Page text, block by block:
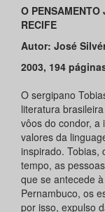
O PENSAMENTO
RECIFE
Autor: José
2003, 194
O sergipano
literatura
vôos do condor, a
valores da
inspirado. Tobias,
tempo, as
que se antecede
Pernambuco, os
por isso, expulso